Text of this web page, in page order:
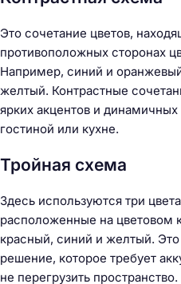
Это сочетание цветов,
противоположных сторонах
Например, синий и
желтый. Контрастные
ярких акцентов и
гостиной или кухне.
Тройная схема
Здесь используются три
расположенные на цветовом
красный, синий и желтый.
решение, которое требует
не перегрузить пространство.